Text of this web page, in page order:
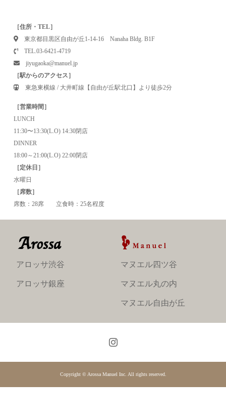
［住所・TEL］
東京都目黒区自由が丘1-14-16 Nanaha Bldg. B1F
TEL.03-6421-4719
jiyugaoka@manuel.jp
［駅からのアクセス］
東急東横線 / 大井町線【自由が丘駅北口】より徒歩2分
［営業時間］
LUNCH
11:30〜13:30(L.O) 14:30閉店
DINNER
18:00～21:00(L.O) 22:00閉店
［定休日］
水曜日
［席数］
席数：28席 立食時：25名程度
アロッサ渋谷
アロッサ銀座
マヌエル四ツ谷
マヌエル丸の内
マヌエル自由が丘
Copyright © Arossa Manuel Inc. All rights reserved.